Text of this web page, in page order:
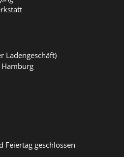
Ladengeschäft)
Feiertag geschlossen